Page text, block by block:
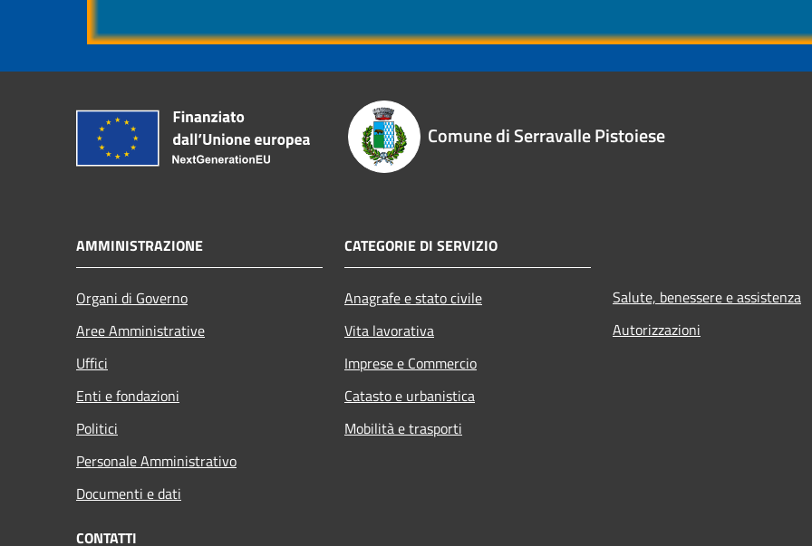
Comune di Serravalle Pistoiese
AMMINISTRAZIONE
Organi di Governo
Aree Amministrative
Uffici
Enti e fondazioni
Politici
Personale Amministrativo
Documenti e dati
CATEGORIE DI SERVIZIO
Anagrafe e stato civile
Vita lavorativa
Imprese e Commercio
Catasto e urbanistica
Mobilità e trasporti
Salute, benessere e assistenza
Autorizzazioni
CONTATTI